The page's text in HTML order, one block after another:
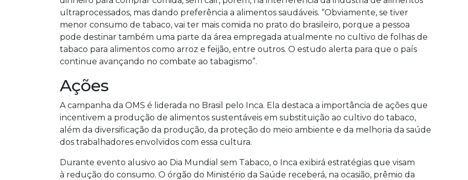
ultraprocessados, mas dando preferência a alimentos saudáveis. “Obviamente, se tiver
menor consumo de tabaco, vai ter mais comida no prato do brasileiro, porque a pessoa
pode destinar também uma parte da área empregada atualmente no cultivo de folhas de
tabaco para alimentos como arroz e feijão, entre outros. O estudo alerta para que o país
continue avançando no combate ao tabagismo”.
Ações
A campanha da OMS é liderada no Brasil pelo Inca. Ela destaca a importância de ações que
incentivem a produção de alimentos sustentáveis em substituição ao cultivo do tabaco,
além da diversificação da produção, da proteção do meio ambiente e da melhoria da saúde
dos trabalhadores envolvidos com essa cultura.
Durante evento alusivo ao Dia Mundial sem Tabaco, o Inca exibirá estratégias que visam
à redução do consumo. O órgão do Ministério da Saúde receberá, na ocasião, prêmio da